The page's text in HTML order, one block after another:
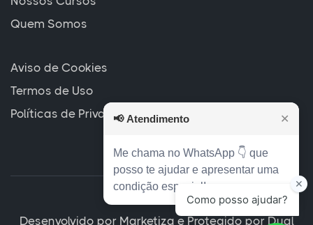
Quem Somos
Aviso de Cookies
Termos de Uso
Políticas de Privacidade
Desenvolvido por Marketiza e Protegido porDual
📢 Atendimento ✕
Me chama no WhatsApp 👇 que
posso te ajudar e apresentar uma
condição especial!